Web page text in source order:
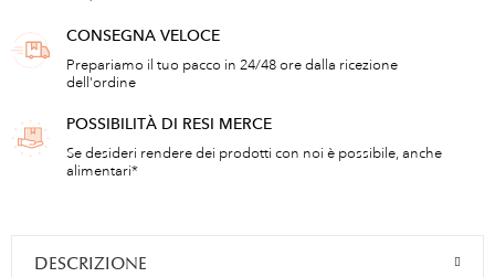
CONSEGNA VELOCE
Prepariamo il tuo pacco in 24/48 ore dalla ricezione
dell'ordine
POSSIBILITÀ DI RESI MERCE
Se desideri rendere dei prodotti con noi è possibile, anche
alimentari*
DESCRIZIONE